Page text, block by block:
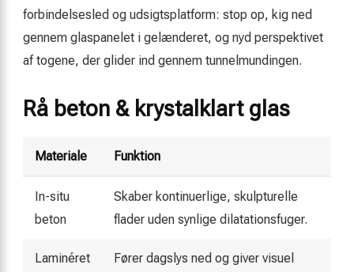
forbindelsesled og udsigtsplatform: stop op, kig ned
gennem glaspanelet i gelænderet, og nyd perspektivet
af togene, der glider ind gennem tunnelmundingen.
Rå beton & krystalklart glas
Materiale Funktion
In-situ
beton
Skaber kontinuerlige, skulpturelle
flader uden synlige dilatationsfuger.
Laminéret
Fører dagslys ned og giver visuel